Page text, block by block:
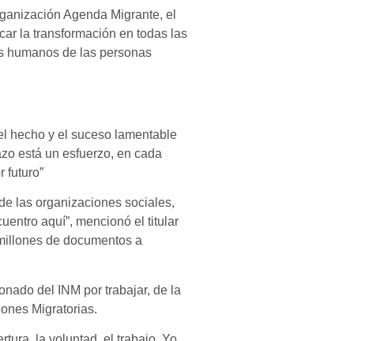
Agenda Migrante, el
la transformación en todas las
humanos de las personas
hecho y el suceso lamentable
está un esfuerzo, en cada
futuro”
las organizaciones sociales,
aquí”, mencionó el titular
de documentos a
del INM por trabajar, de la
Migratorias.